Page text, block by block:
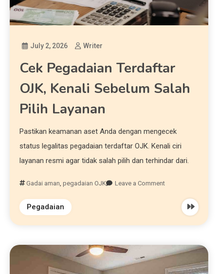
July 2, 2026 Writer
Cek Pegadaian Terdaftar
OJK, Kenali Sebelum Salah
Pilih Layanan
Pastikan keamanan aset Anda dengan mengecek
status legalitas pegadaian terdaftar OJK. Kenali ciri
layanan resmi agar tidak salah pilih dan terhindar dari.
Gadai aman ,pegadaian OJK Leave a Comment
Pegadaian